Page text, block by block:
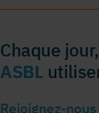
Chaque
ASBL
Rejoignez-nous